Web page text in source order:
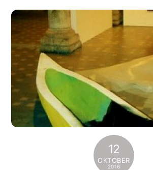
12
OKTOBER
2016